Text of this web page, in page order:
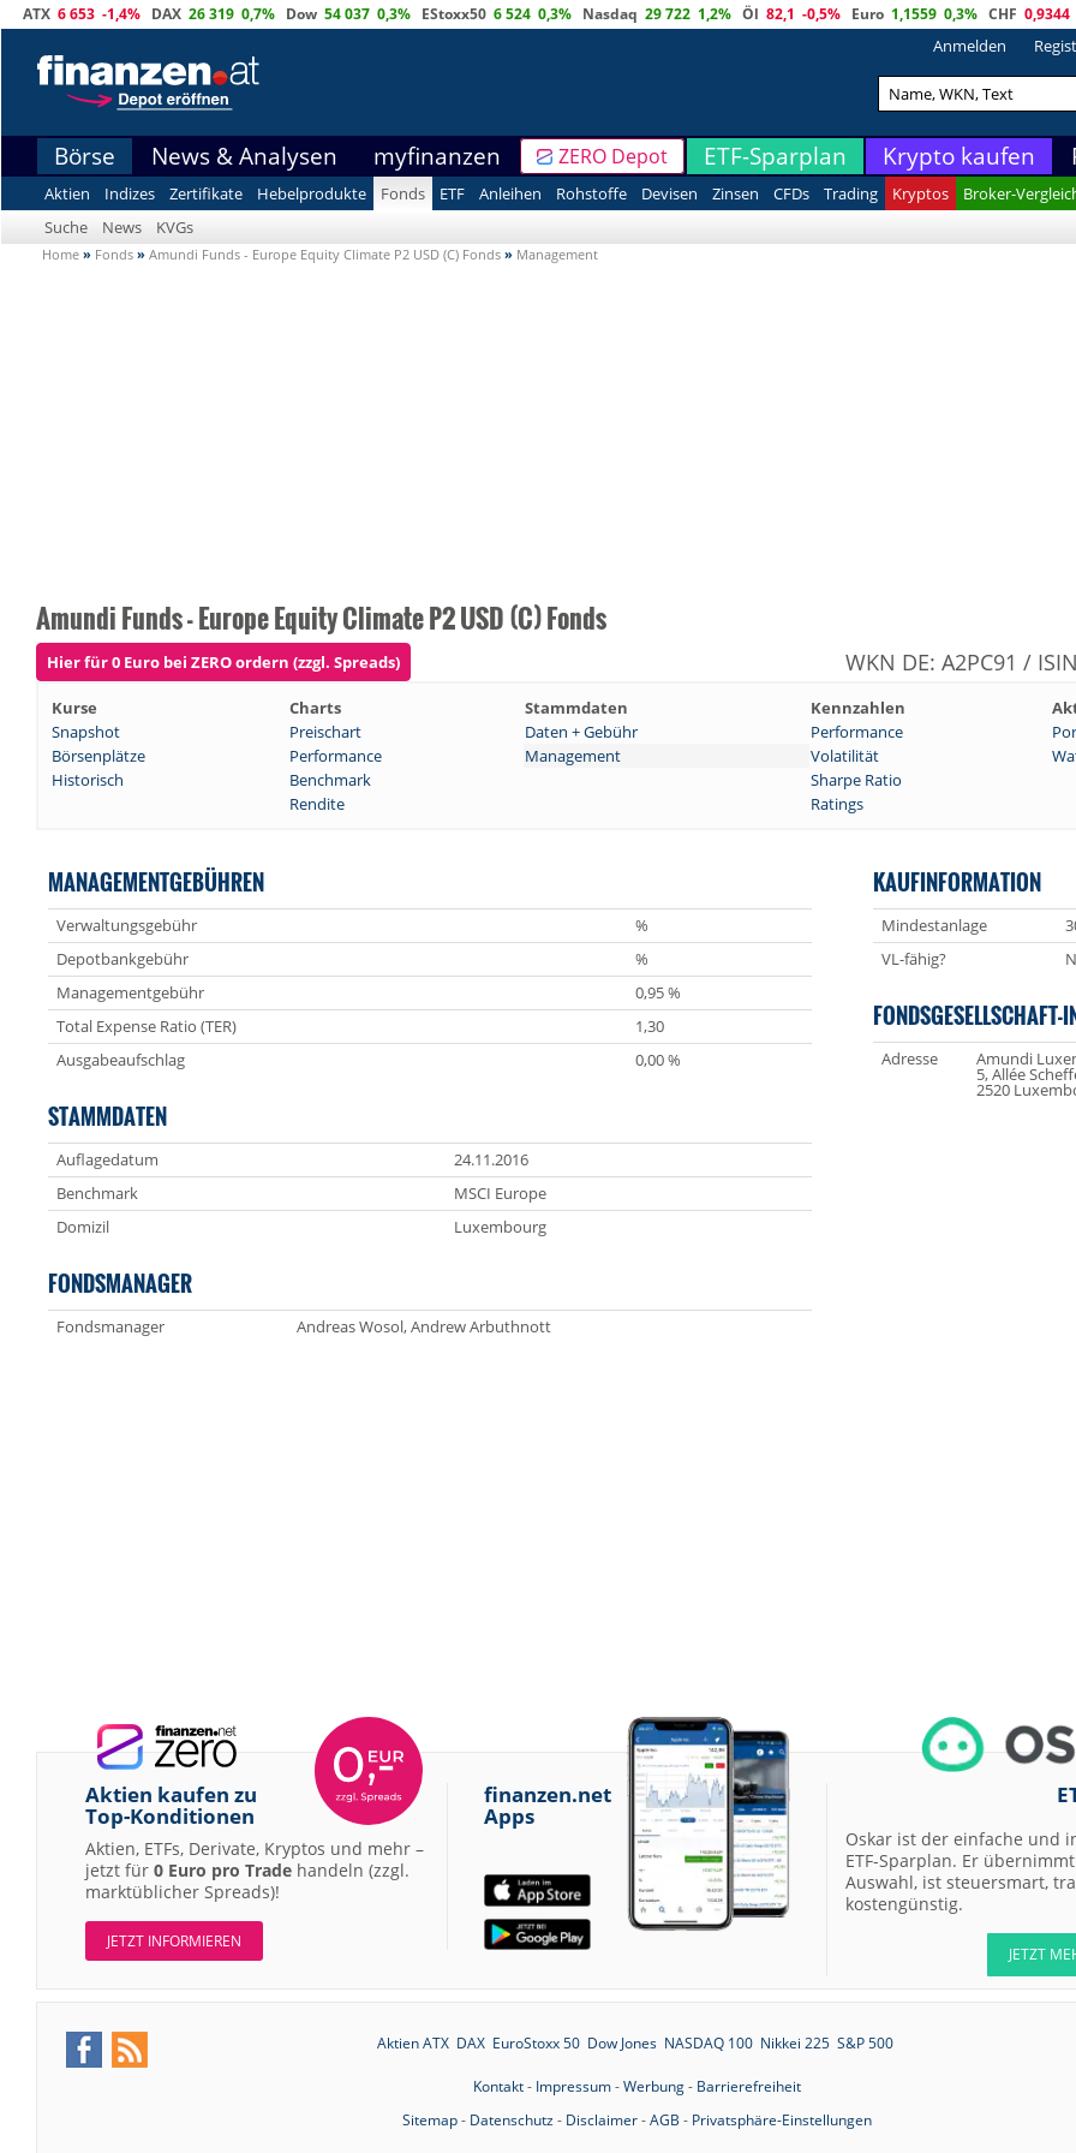
ATX 6 653 -1,4% DAX 26 319 0,7% Dow 54 037 0,3% EStoxx50 6 524 0,3% Nasdaq 29 722 1,2% Öl 82,1 -0,5% Euro 1,1559 0,3% CHF 0,9344
Anmelden
Börse News & Analysen myfinanzen ZERO Depot ETF-Sparplan Krypto kaufen
Aktien Indizes Zertifikate Hebelprodukte Fonds ETF Anleihen Rohstoffe Devisen Zinsen CFDs Trading Kryptos
Broker-
Suche
News KVGs
Home » Fonds » Amundi Funds - Europe Equity Climate P2 USD (C) Fonds » Management
Amundi Funds - Europe Equity Climate P2 USD (C) Fonds
Hier für 0 Euro bei ZERO ordern (zzgl. Spreads) WKN DE: A2PC91 /
Kurse Charts Stammdaten Kennzahlen
Snapshot
Preischart Daten + Gebühr Performance
Börsenplätze
Performance Management Volatilität
Historisch
Benchmark
Sharpe Ratio
Rendite
Ratings
MANAGEMENTGEBÜHREN
Verwaltungsgebühr
%
Depotbankgebühr
%
Managementgebühr
0,95 %
Total Expense Ratio (TER)
1,30
Ausgabeaufschlag
0,00 %
STAMMDATEN
Auflagedatum
24.11.2016
Benchmark
MSCI Europe
Domizil
Luxembourg
FONDSMANAGER
Fondsmanager Andreas Wosol, Andrew Arbuthnott
KAUFINFORMATION
Mindestanlage
VL-fähig?
FONDSGESELLSCHAFT-
Adresse Amundi
5, Allée
2520
Aktien kaufen zu
Top-Konditionen
Aktien, ETFs, Derivate, Kryptos und mehr –
jetzt für 0 Euro pro Trade handeln (zzgl.
marktüblicher Spreads)!
JETZT INFORMIEREN
finanzen.net
Apps
Oskar ist der einfache und
ETF-Sparplan. Er
Auswahl, ist steuersmart,
kostengünstig.
JETZT
Aktien ATX DAX EuroStoxx 50 Dow Jones NASDAQ 100 Nikkei 225 S&P 500
Kontakt- Impressum-Werbung- Barrierefreiheit
Sitemap- Datenschutz- Disclaimer-AGB - Privatsphäre-Einstellungen